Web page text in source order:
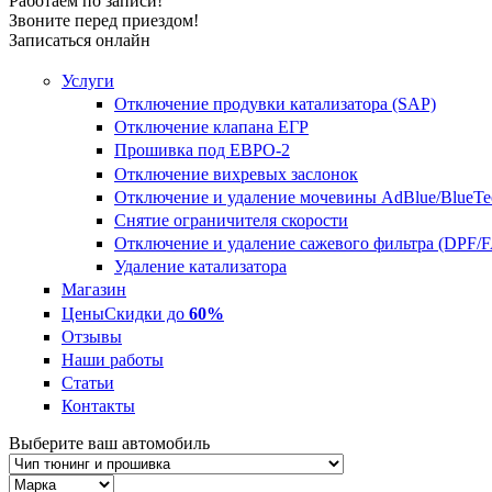
Звоните перед приездом!
Записаться онлайн
Услуги
Отключение продувки катализатора (SAP)
Отключение клапана ЕГР
Прошивка под ЕВРО-2
Отключение вихревых заслонок
Отключение и удаление мочевины AdBlue/
Снятие ограничителя скорости
Отключение и удаление сажевого фильтра (DPF/
Удаление катализатора
Магазин
ЦеныСкидки до 60%
Отзывы
Наши работы
Статьи
Контакты
Выберите ваш автомобиль